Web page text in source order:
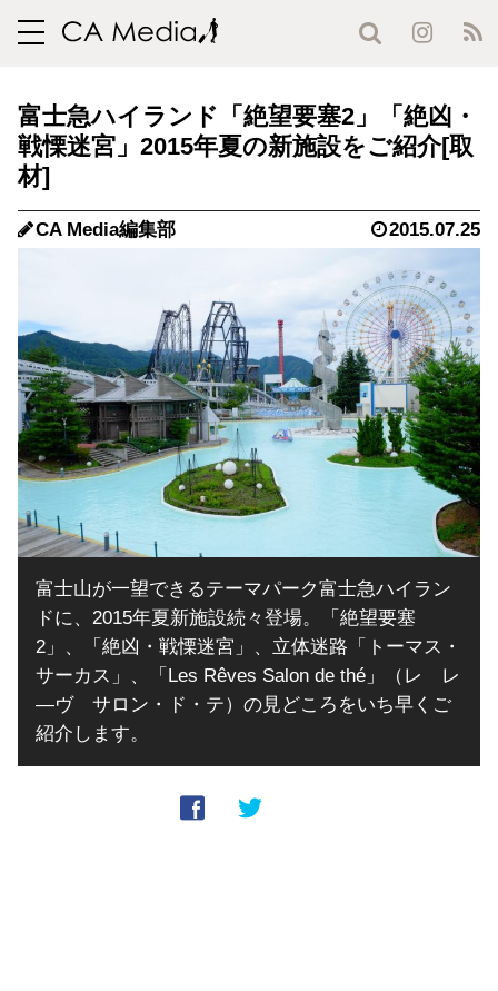
toggle
富士急ハイランド「絶望要塞2」「絶凶・
戦慄迷宮」2015年夏の新施設をご紹介
CA Media編集部 2015.07.25
富士山が一望できるテーマパーク富士急ハイラン
ドに、2015年夏新施設続々登場。「絶望要塞
2」、「絶凶・戦慄迷宮」、立体迷路「トーマス・
サーカス」、「Les Rêves Salon de thé」（レ レ
―ヴ サロン・ド・テ）の見どころをいち早くご
紹介します。